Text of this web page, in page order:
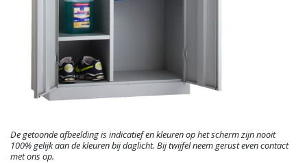
De getoonde afbeelding is indicatief en kleuren op het scherm zijn nooit
100% gelijk aan de kleuren bij daglicht. Bij twijfel neem gerust even contact
met ons op.